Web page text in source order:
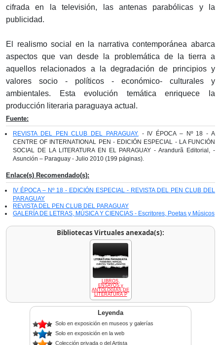
cifrada en la televisión, las antenas parabólicas y la
publicidad.
El realismo social en la narrativa contemporánea abarca
aspectos que van desde la problemática de la tierra a
aquellos relacionados a la degradación de principios y
valores socio - políticos - económico- culturales y
ambientales. Esta evolución temática enriquece la
producción literaria paraguaya actual.
Fuente:
REVISTA DEL PEN CLUB DEL PARAGUAY.- IV ÉPOCA – Nº 18 - A
CENTRE OF INTERNATIONAL PEN - EDICIÓN ESPECIAL - LA FUNCIÓN
SOCIAL DE LA LITERATURA EN EL PARAGUAY - Arandurã Editorial, -
Asunción – Paraguay - Julio 2010 (199 páginas).
Enlace(s) Recomendado(s):
IV ÉPOCA – Nº 18 - EDICIÓN ESPECIAL - REVISTA DEL PEN CLUB DEL
PARAGUAY
REVISTA DEL PEN CLUB DEL PARAGUAY
GALERÍA DE LETRAS, MÚSICA Y CIENCIAS - Escritores, Poetas y Músicos
Bibliotecas Virtuales anexada(s):
LIBROS,
ENSAYOS y
ANTOLOGÍAS DE
LITERATURA P
Leyenda
Solo en exposición en museos y galerías
Solo en exposición en la web
Colección privada o del Artista